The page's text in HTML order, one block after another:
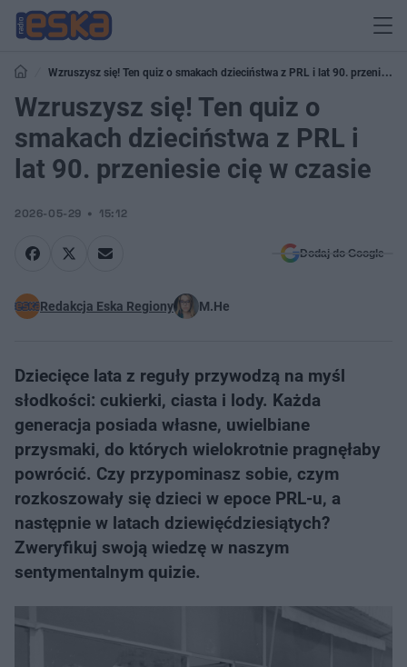
Wzruszysz się! Ten quiz o smakach dzieciństwa z PRL i lat 90. przeniesie
cię w czasie
Wzruszysz się! Ten quiz o
smakach dzieciństwa z PRL i
lat 90. przeniesie cię w czasie
2026-05-29 15:12
Dodaj do Google
Redakcja Eska Regiony M.He
Dziecięce lata z reguły przywodzą na myśl
słodkości: cukierki, ciasta i lody. Każda
generacja posiada własne, uwielbiane
przysmaki, do których wielokrotnie pragnęłaby
powrócić. Czy przypominasz sobie, czym
rozkoszowały się dzieci w epoce PRL-u, a
następnie w latach dziewięćdziesiątych?
Zweryfikuj swoją wiedzę w naszym
sentymentalnym quizie.